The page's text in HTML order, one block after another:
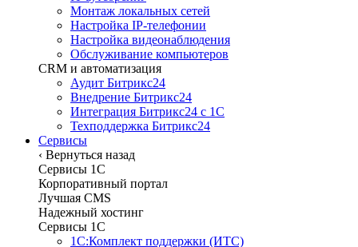
Монтаж локальных сетей
Настройка IP-телефонии
Настройка видеонаблюдения
Обслуживание компьютеров
CRM и автоматизация
Аудит Битрикс24
Внедрение Битрикс24
Интеграция Битрикс24 с 1С
Техподдержка Битрикс24
Сервисы
‹ Вернуться назад
Сервисы 1C
Корпоративный портал
Лучшая CMS
Надежный хостинг
Сервисы 1C
1С:Комплект поддержки (ИТС)